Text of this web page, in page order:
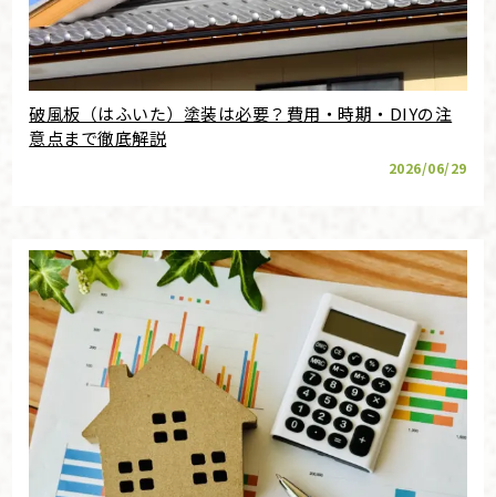
破風板（はふいた）塗装は必要？費用・時期・DIYの注
意点まで徹底解説
2026/06/29